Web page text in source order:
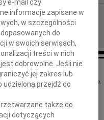
śląskie pogrążone jest w żałobie.
bólem przeżywam
e-mail czy
informacje zapisane w
w szczególności
do
w swoich serwisach,
treści w nich
dobrowolne. Jeśli nie
jej zakres lub
przejdź do
także do
dotyczących